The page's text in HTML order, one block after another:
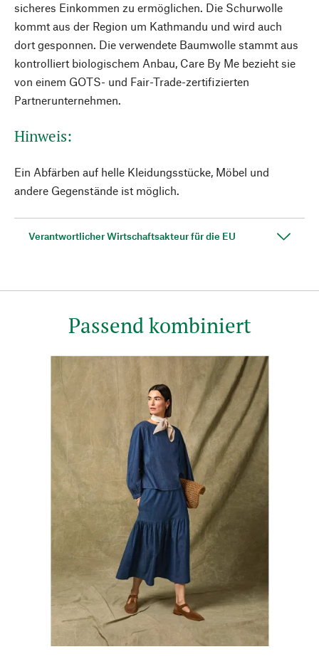
sicheres Einkommen zu ermöglichen. Die Schurwolle
kommt aus der Region um Kathmandu und wird auch
dort gesponnen. Die verwendete Baumwolle stammt aus
kontrolliert biologischem Anbau, Care By Me bezieht sie
von einem GOTS- und Fair-Trade-zertifizierten
Partnerunternehmen.
Hinweis:
Ein Abfärben auf helle Kleidungsstücke, Möbel und
andere Gegenstände ist möglich.
Verantwortlicher Wirtschaftsakteur für die EU
Passend kombiniert